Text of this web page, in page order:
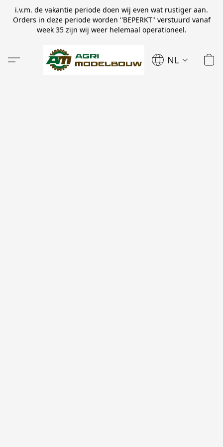
i.v.m. de vakantie periode doen wij even wat rustiger aan.
Orders in deze periode worden ''BEPERKT" verstuurd vanaf
week 35 zijn wij weer helemaal operationeel.
NL